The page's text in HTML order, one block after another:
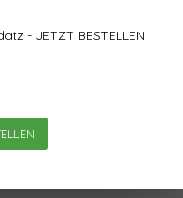
- JETZT BESTELLEN